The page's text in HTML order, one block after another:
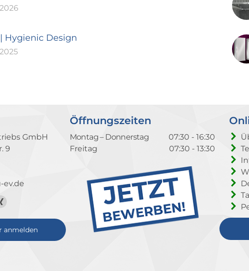
| Hygienic Design
GmbH
9
ev.de
Zum
Xing-
Profil
anmelden
Öffnungszeiten
Montag – Donnerstag
07:30 - 16:30
Freitag
07:30 - 13:30